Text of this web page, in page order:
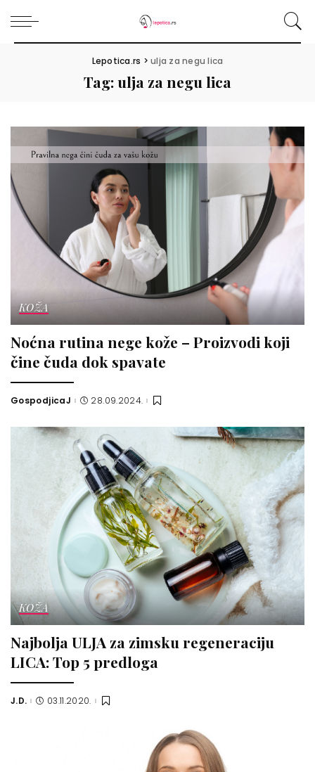
Lepotica.rs >ulja za negu lica
Tag:ulja za negu lica
KOŽA
Noćna rutina nege kože – Proizvodi koji
čine čuda dok spavate
Posted
GospodjicaJ 28.09.2024.
KOŽA
Najbolja ULJA za zimsku regeneraciju
LICA: Top 5 predloga
Posted
J.D. 03.11.2020.